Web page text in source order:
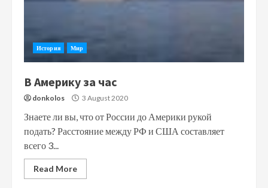
История Мир
В Америку за час
donkolos 3 August 2020
Знаете ли вы, что от России до Америки рукой
подать? Расстояние между РФ и США составляет
всего 3...
Read More